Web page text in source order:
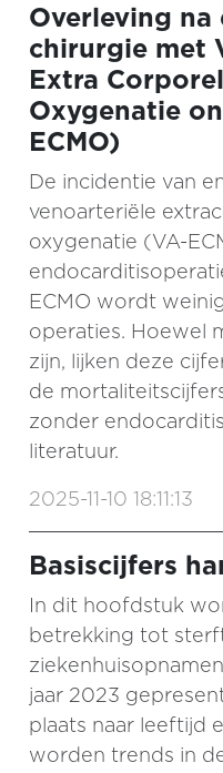
Overleving
chirurgie met
Extra
Oxygenatie
ECMO)
De incidentie van
venoarteriële
oxygenatie (VA-
ECMO wordt
operaties. Hoewel
zijn, lijken deze
de
zonder
literatuur.
2025-11-10 18:11:13
Basiscijfers
In dit hoofdstuk
betrekking tot
jaar 2023
plaats naar leeftijd
worden trends in